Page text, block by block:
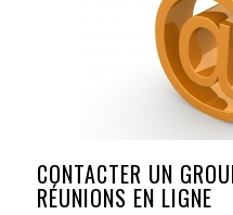
CONTACTER UN
RÉUNIONS EN LIGNE